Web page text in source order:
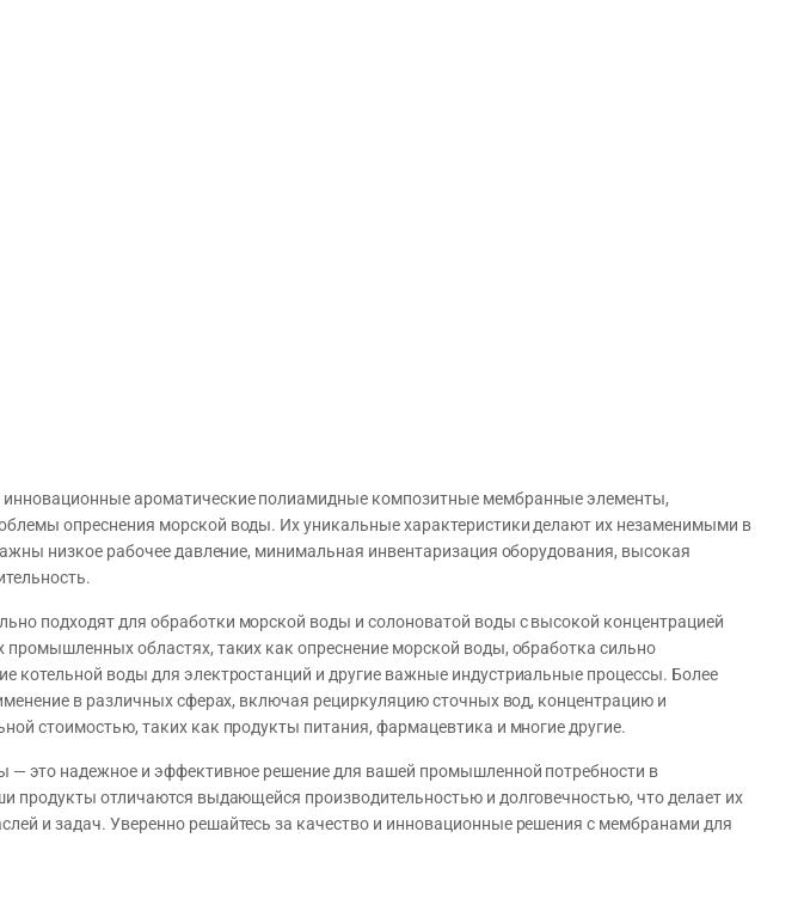
ароматические полиамидные композитные мембранные элементы,
опреснения морской воды. Их уникальные характеристики делают их незаменимыми в
низкое рабочее давление, минимальная инвентаризация оборудования, высокая
подходят для обработки морской воды и солоноватой воды с высокой концентрацией
областях, таких как опреснение морской воды, обработка сильно
котельной воды для электростанций и другие важные индустриальные процессы. Более
в различных сферах, включая рециркуляцию сточных вод, концентрацию и
стоимостью, таких как продукты питания, фармацевтика и многие другие.
— это надежное и эффективное решение для вашей промышленной потребности в
продукты отличаются выдающейся производительностью и долговечностью, что делает их
и задач. Уверенно решайтесь за качество и инновационные решения с мембранами для